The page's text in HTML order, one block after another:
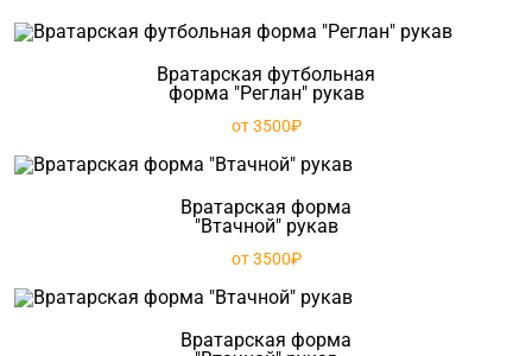
Вратарская футбольная
форма "Реглан" рукав
от 3500₽
Вратарская форма
"Втачной" рукав
от 3500₽
Вратарская форма